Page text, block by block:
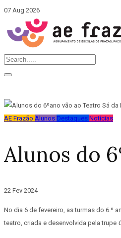
07 Aug 2026
AE Frazão Alunos Destaques Notícias
Alunos do
22 Fev 2024
No dia 6 de fevereiro, as turmas do 6.º
teatro, criada e desenvolvida pela trupe